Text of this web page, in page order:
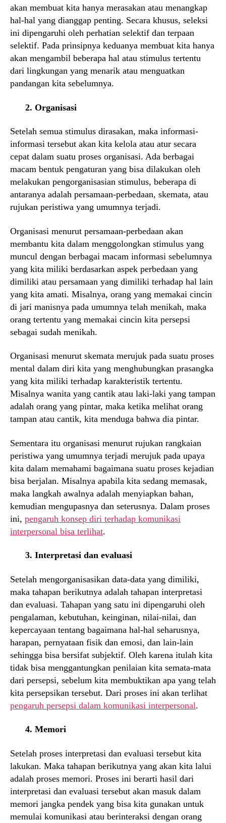
akan membuat kita hanya merasakan atau menangkap
hal-hal yang dianggap penting. Secara khusus, seleksi
ini dipengaruhi oleh perhatian selektif dan terpaan
selektif. Pada prinsipnya keduanya membuat kita hanya
akan mengambil beberapa hal atau stimulus tertentu
dari lingkungan yang menarik atau menguatkan
pandangan kita sebelumnya.
2. Organisasi
Setelah semua stimulus dirasakan, maka informasi-
informasi tersebut akan kita kelola atau atur secara
cepat dalam suatu proses organisasi. Ada berbagai
macam bentuk pengaturan yang bisa dilakukan oleh
melakukan pengorganisasian stimulus, beberapa di
antaranya adalah persamaan-perbedaan, skemata, atau
rujukan peristiwa yang umumnya terjadi.
Organisasi menurut persamaan-perbedaan akan
membantu kita dalam menggolongkan stimulus yang
muncul dengan berbagai macam informasi sebelumnya
yang kita miliki berdasarkan aspek perbedaan yang
dimiliki atau persamaan yang dimiliki terhadap hal lain
yang kita amati. Misalnya, orang yang memakai cincin
di jari manisnya pada umumnya telah menikah, maka
orang tertentu yang memakai cincin kita persepsi
sebagai sudah menikah.
Organisasi menurut skemata merujuk pada suatu proses
mental dalam diri kita yang menghubungkan prasangka
yang kita miliki terhadap karakteristik tertentu.
Misalnya wanita yang cantik atau laki-laki yang tampan
adalah orang yang pintar, maka ketika melihat orang
tampan atau cantik, kita menduga bahwa dia pintar.
Sementara itu organisasi menurut rujukan rangkaian
peristiwa yang umumnya terjadi merujuk pada upaya
kita dalam memahami bagaimana suatu proses kejadian
bisa berjalan. Misalnya apabila kita sedang memasak,
maka langkah awalnya adalah menyiapkan bahan,
kemudian mengupasnya dan seterusnya. Dalam proses
ini, pengaruh konsep diri terhadap komunikasi
interpersonal bisa terlihat.
3. Interpretasi dan evaluasi
Setelah mengorganisasikan data-data yang dimiliki,
maka tahapan berikutnya adalah tahapan interpretasi
dan evaluasi. Tahapan yang satu ini dipengaruhi oleh
pengalaman, kebutuhan, keinginan, nilai-nilai, dan
kepercayaan tentang bagaimana hal-hal seharusnya,
harapan, pernyataan fisik dan emosi, dan lain-lain
sehingga bisa bersifat subjektif. Oleh karena itulah kita
tidak bisa menggantungkan penilaian kita semata-mata
dari persepsi, sebelum kita membuktikan apa yang telah
kita persepsikan tersebut. Dari proses ini akan terlihat
pengaruh persepsi dalam komunikasi interpersonal.
4. Memori
Setelah proses interpretasi dan evaluasi tersebut kita
lakukan. Maka tahapan berikutnya yang akan kita lalui
adalah proses memori. Proses ini berarti hasil dari
interpretasi dan evaluasi tersebut akan masuk dalam
memori jangka pendek yang bisa kita gunakan untuk
memulai komunikasi atau berinteraksi dengan orang